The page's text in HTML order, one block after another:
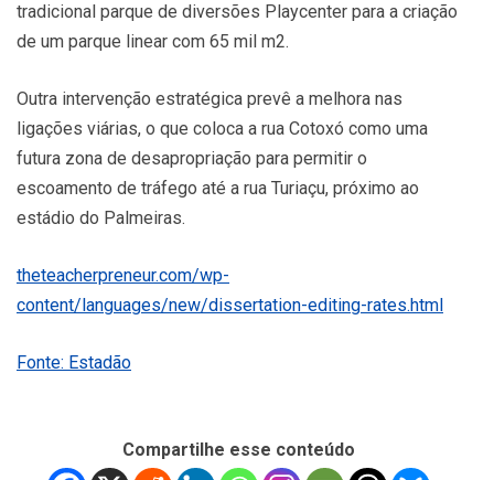
tradicional parque de diversões Playcenter para a criação
de um parque linear com 65 mil m2.
Outra intervenção estratégica prevê a melhora nas
ligações viárias, o que coloca a rua Cotoxó como uma
futura zona de desapropriação para permitir o
escoamento de tráfego até a rua Turiaçu, próximo ao
estádio do Palmeiras.
theteacherpreneur.com/wp-
content/languages/new/dissertation-editing-rates.html
Fonte: Estadão
Compartilhe esse conteúdo